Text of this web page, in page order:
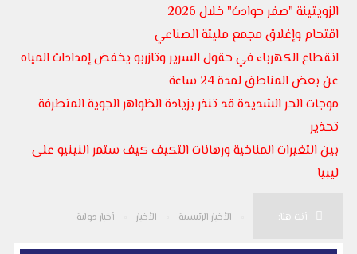
الزويتينة "صفر حوادث" خلال 2026
اقتحام وإغلاق مجمع مليتة الصناعي
انقطاع الكهرباء في حقول السرير وتازربو يخفض إمدادات المياه
عن بعض المناطق لمدة 24 ساعة
موجات الحر الشديدة قد تنذر بزيادة الظواهر الجوية المتطرفة
تحذير
بين التغيرات المناخية ورهانات التكيف كيف ستمر النينيو على
ليبيا
أنت هنا: الأخبار الرئيسية الأخبار أخبار دولية